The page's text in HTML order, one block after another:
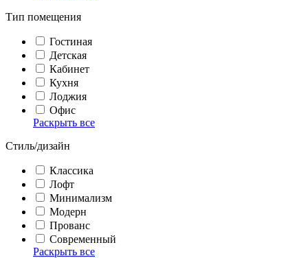
Тип помещения
Гостиная
Детская
Кабинет
Кухня
Лоджия
Офис
Раскрыть все
Стиль/дизайн
Классика
Лофт
Минимализм
Модерн
Прованс
Современный
Раскрыть все